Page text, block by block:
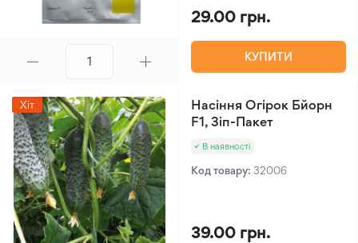
29.00 грн.
КУПИТИ
Хіт
Насіння Огірок Бйорн
F1, Зіп-Пакет
В наявності
Код товару: 32006
39.00 грн.